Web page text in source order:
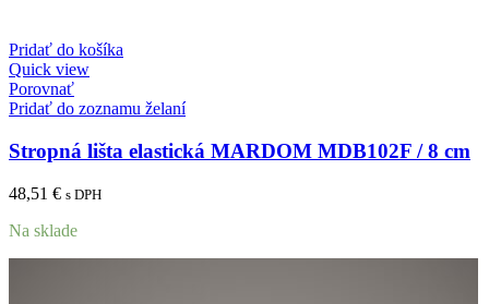
Pridať do košíka
Quick view
Porovnať
Pridať do zoznamu želaní
Stropná lišta elastická MARDOM MDB102F / 8 cm
48,51 € s DPH
Na sklade